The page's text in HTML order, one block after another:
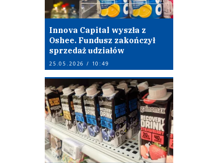
Innova Capital wyszła z
Oshee. Fundusz zakończył
sprzedaż udziałów
25.05.2026 / 10:49